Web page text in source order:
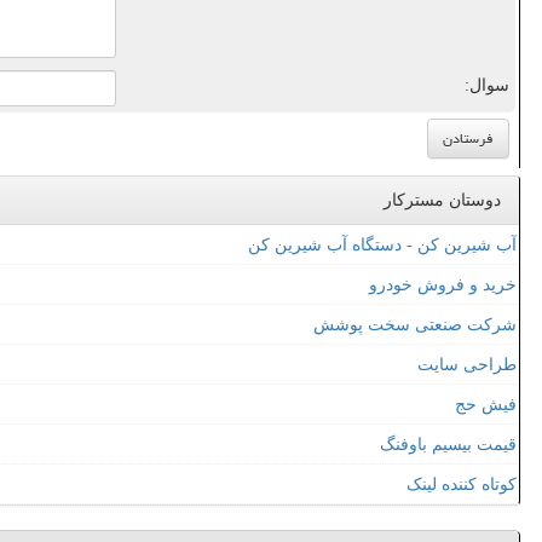
سوال:
دوستان مسترکار
آب شیرین کن - دستگاه آب شیرین کن
خرید و فروش خودرو
شرکت صنعتی سخت پوشش
طراحی سایت
فیش حج
قیمت بیسیم باوفنگ
کوتاه کننده لینک